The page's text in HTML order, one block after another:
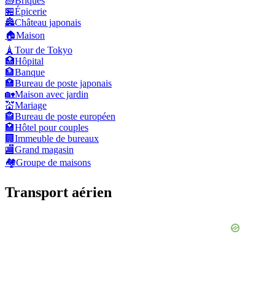
🏪Épicerie
🏯Château japonais
🏠Maison
🗼 Tour de Tokyo
🏥Hôpital
🏦Banque
🏣Bureau de poste japonais
🏡Maison avec jardin
💒Mariage
🏤Bureau de poste européen
🏩Hôtel pour couples
🏢 Immeuble de bureaux
🏬Grand magasin
🏘️Groupe de maisons
Transport aérien